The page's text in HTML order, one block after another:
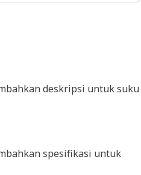
deskripsi untuk suku
spesifikasi untuk